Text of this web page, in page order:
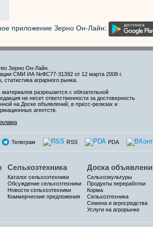
приложение Зерно Он-Лайн:
Зерно Он-Лайн
СМИ ИА №ФС77-31392 от 12 марта 2008 г.
аграрного рынка.
разрешается с обязательной
не несет ответственности за достоверность
на Доске объявлений, в пресс-релизах и
агентств.
Телеграм RSS PDA
Сельхозтехника
Каталог сельхозтехники
Обсуждение сельхозтехники
Новости сельхозтехники
Коммерческие предложения
Доска
Сельхозкультуры
Продукты переработки
Корма
Сельхозтехника
Семена и агросредства
Услуги на агрорынке